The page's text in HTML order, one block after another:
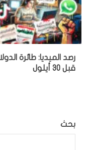
رصد الميديا: طائرة
قبل 30 أيلول
بحث